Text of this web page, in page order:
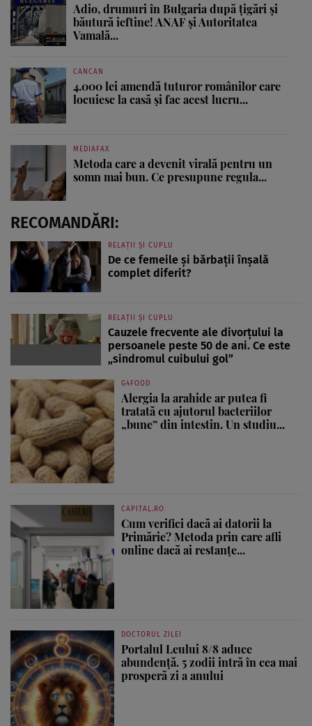
Adio, drumuri în Bulgaria după țigări și
băutură ieftine! ANAF și Autoritatea
Vamală...
CANCAN
4.000 lei amendă tuturor românilor care
locuiesc la casă și fac acest lucru...
MEDIAFAX
Metoda care a devenit virală pentru un
somn mai bun. Ce presupune regula...
RECOMANDĂRI:
RELAȚII ȘI CUPLU
De ce femeile și bărbații înșală
complet diferit?
RELAȚII ȘI CUPLU
Cauzele frecvente ale divorțului la
persoanele peste 50 de ani. Ce este
„sindromul cuibului gol”
G4FOOD
Alergia la arahide ar putea fi
tratată cu ajutorul bacteriilor
„bune” din intestin. Un studiu...
CAPITAL.RO
Cum verifici dacă ai datorii la
Primărie? Metoda prin care afli
online dacă ai restanțe...
DOCTORUL ZILEI
Portalul Leului 8/8 aduce
abundență. 5 zodii intră în cea mai
prosperă zi a anului